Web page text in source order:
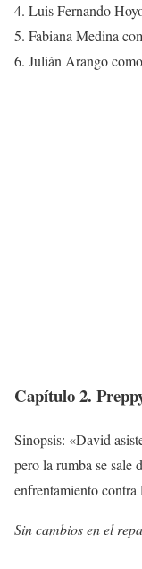
4. Luis Fernando
5. Fabiana Medina
6. Julián Arango como
Capítulo 2.
Sinopsis: «David
pero la rumba se sale
enfrentamiento contra
Sin cambios en el